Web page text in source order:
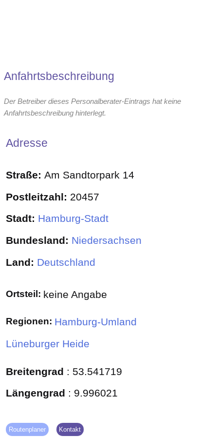
Anfahrtsbeschreibung
Der Betreiber dieses Personalberater-Eintrags hat keine
Anfahrtsbeschreibung hinterlegt.
Adresse
Straße: Am Sandtorpark 14
Postleitzahl: 20457
Stadt: Hamburg-Stadt
Bundesland: Niedersachsen
Land: Deutschland
Ortsteil: keine Angabe
Regionen: Hamburg-Umland
Lüneburger Heide
Breitengrad : 53.541719
Längengrad : 9.996021
Routenplaner Kontakt